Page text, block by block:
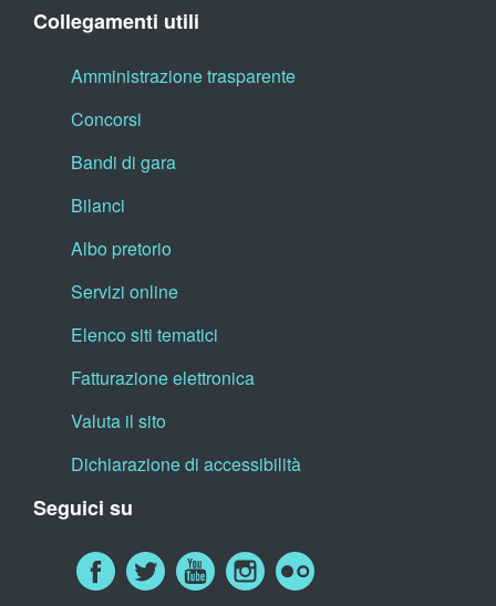
Collegamenti utili
Amministrazione trasparente
Concorsi
Bandi di gara
Bilanci
Albo pretorio
Servizi online
Elenco siti tematici
Fatturazione elettronica
Valuta il sito
Dichiarazione di accessibilità
Seguici su